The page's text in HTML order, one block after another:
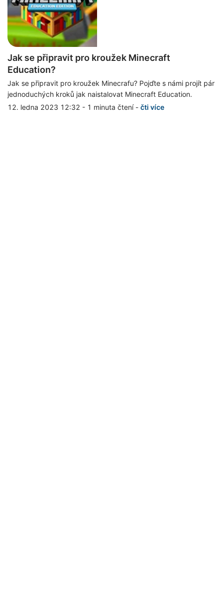
Jak se připravit pro kroužek Minecraft
Education?
Jak se připravit pro kroužek Minecrafu? Pojďte s námi projít pár
jednoduchých kroků jak naistalovat Minecraft Education.
12. ledna 2023 12:32 - 1 minuta čtení- čti více